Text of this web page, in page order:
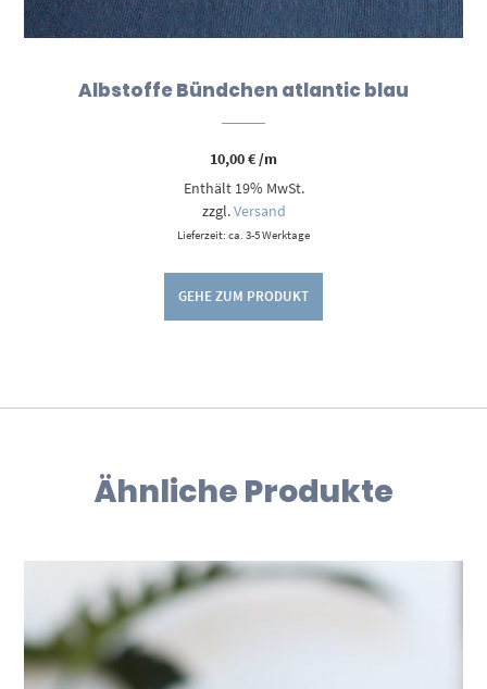
Albstoffe Bündchen atlantic blau
10,00€/m
Enthält 19% MwSt.
zzgl.Versand
Lieferzeit: ca. 3-5 Werktage
GEHE ZUM PRODUKT
Ähnliche Produkte